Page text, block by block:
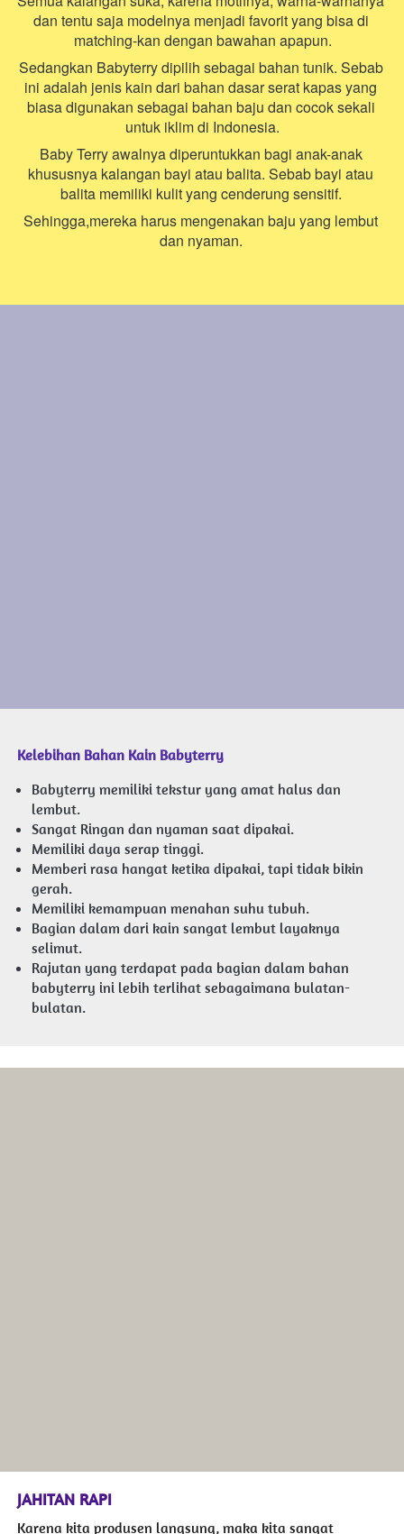
dan tentu saja modelnya menjadi favorit yang bisa di
matching-kan dengan bawahan apapun.
Sedangkan Babyterry dipilih sebagai bahan tunik. Sebab
ini adalah jenis kain dari bahan dasar serat kapas yang
biasa digunakan sebagai bahan baju dan cocok sekali
untuk iklim di Indonesia.
Baby Terry awalnya diperuntukkan bagi anak-anak
khususnya kalangan bayi atau balita. Sebab bayi atau
balita memiliki kulit yang cenderung sensitif.
Sehingga,mereka harus mengenakan baju yang lembut
dan nyaman.
Kelebihan Bahan Kain Babyterry
Babyterry memiliki tekstur yang amat halus dan
lembut.
Sangat Ringan dan nyaman saat dipakai.
Memiliki daya serap tinggi.
Memberi rasa hangat ketika dipakai, tapi tidak bikin
gerah.
Memiliki kemampuan menahan suhu tubuh.
Bagian dalam dari kain sangat lembut layaknya
selimut.
Rajutan yang terdapat pada bagian dalam bahan
babyterry ini lebih terlihat sebagaimana bulatan-
bulatan.
JAHITAN RAPI
Karena kita produsen langsung, maka kita sangat